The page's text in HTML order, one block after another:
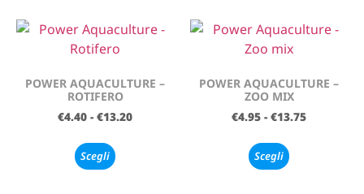
POWER AQUACULTURE –
ROTIFERO
€4.40 - €13.20
Scegli
POWER AQUACULTURE –
ZOO MIX
€4.95 - €13.75
Scegli